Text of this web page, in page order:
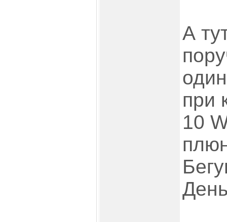
А
при
10